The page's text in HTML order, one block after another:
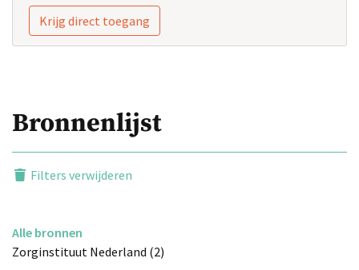
Krijg direct toegang
Bronnenlijst
Filters verwijderen
Alle bronnen
Zorginstituut Nederland (2)